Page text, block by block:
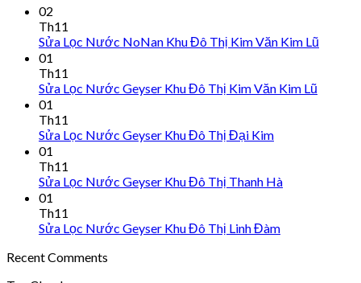
02
Th11
Sửa Lọc Nước NoNan Khu Đô Thị Kim Văn Kim Lũ
01
Th11
Sửa Lọc Nước Geyser Khu Đô Thị Kim Văn Kim Lũ
01
Th11
Sửa Lọc Nước Geyser Khu Đô Thị Đại Kim
01
Th11
Sửa Lọc Nước Geyser Khu Đô Thị Thanh Hà
01
Th11
Sửa Lọc Nước Geyser Khu Đô Thị Linh Đàm
Recent Comments